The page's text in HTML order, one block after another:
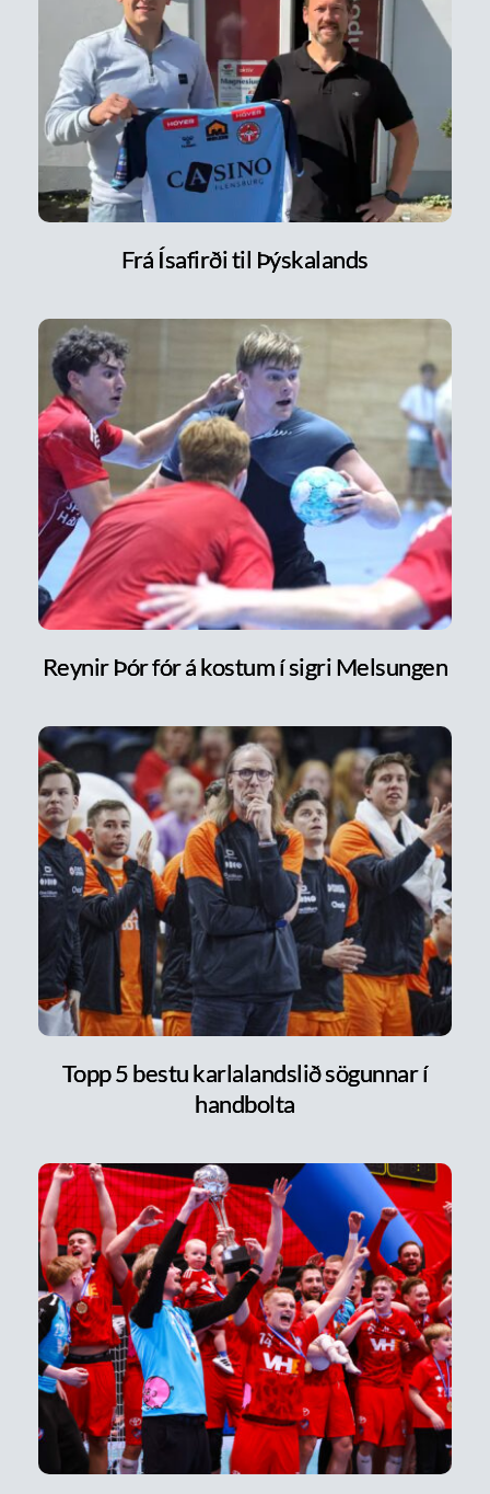
Frá Ísafirði til Þýskalands
Reynir Þór fór á kostum í sigri Melsungen
Topp 5 bestu karlalandslið sögunnar í
handbolta